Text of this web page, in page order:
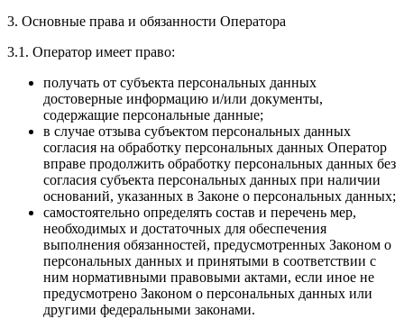
3. Основные права и обязанности Оператора
3.1. Оператор имеет право:
получать от субъекта персональных данных
достоверные информацию и/или документы,
содержащие персональные данные;
в случае отзыва субъектом персональных данных
согласия на обработку персональных данных Оператор
вправе продолжить обработку персональных данных без
согласия субъекта персональных данных при наличии
оснований, указанных в Законе о персональных данных;
самостоятельно определять состав и перечень мер,
необходимых и достаточных для обеспечения
выполнения обязанностей, предусмотренных Законом о
персональных данных и принятыми в соответствии с
ним нормативными правовыми актами, если иное не
предусмотрено Законом о персональных данных или
другими федеральными законами.